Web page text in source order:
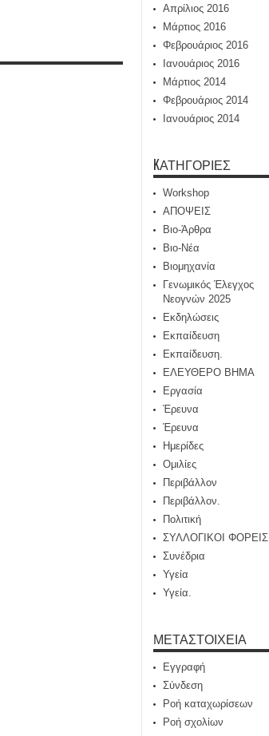
Απρίλιος 2016
Μάρτιος 2016
Φεβρουάριος 2016
Ιανουάριος 2016
Μάρτιος 2014
Φεβρουάριος 2014
Ιανουάριος 2014
KΑΤΗΓΟΡΊΕΣ
Workshop
ΑΠΟΨΕΙΣ
Βιο-Άρθρα
Βιο-Νέα
Βιομηχανία
Γενωμικός Έλεγχος
Νεογνών 2025
Εκδηλώσεις
Εκπαίδευση
Εκπαίδευση.
ΕΛΕΥΘΕΡΟ ΒΗΜΑ
Εργασία
Έρευνα
Έρευνα
Ημερίδες
Ομιλίες
Περιβάλλον
Περιβάλλον.
Πολιτική
ΣΥΛΛΟΓΙΚΟΙ ΦΟΡΕΙΣ
Συνέδρια
Υγεία
Υγεία.
ΜΕΤΑΣΤΟΙΧΕΊΑ
Εγγραφή
Σύνδεση
Ροή καταχωρίσεων
Ροή σχολίων